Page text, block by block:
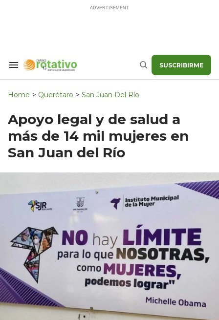
Search
Navigation
Buscar SUSCRIBIRME
Home > Querétaro > San Juan Del Río
Apoyo legal y de salud a
más de 14 mil mujeres en
San Juan del Río